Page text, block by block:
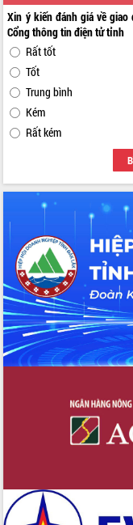
Xin ý kiến đánh giá về
Cổng thông tin điện tử tỉnh
Rất tốt
Tốt
Trung bình
Kém
Rất kém